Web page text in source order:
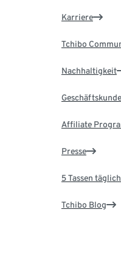
Karriere
Tchibo
Nachhaltigkeit
Affiliate
Presse
5 Tassen
Tchibo Blog